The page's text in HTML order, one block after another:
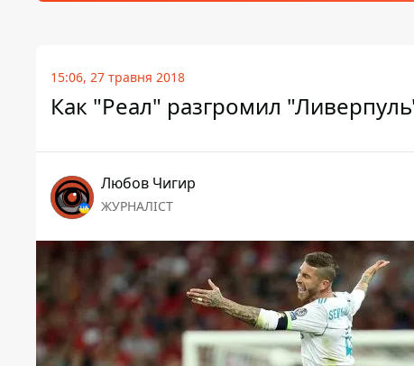
15:06, 27 травня 2018
Как "Реал" разгромил
Любов Чигир
ЖУРНАЛІСТ